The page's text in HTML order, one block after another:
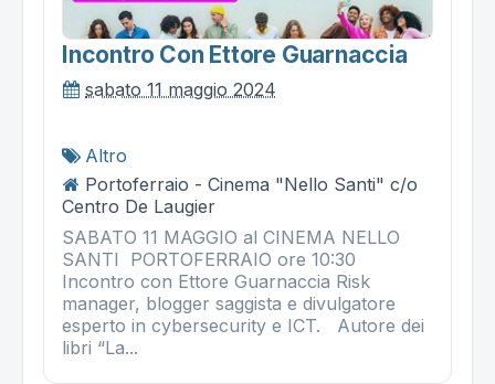
Incontro Con Ettore Guarnaccia
sabato 11 maggio 2024
Altro
Portoferraio - Cinema "Nello Santi" c/o
Centro De Laugier
SABATO 11 MAGGIO al CINEMA NELLO
SANTI PORTOFERRAIO ore 10:30
Incontro con Ettore Guarnaccia Risk
manager, blogger saggista e divulgatore
esperto in cybersecurity e ICT. Autore dei
libri “La...